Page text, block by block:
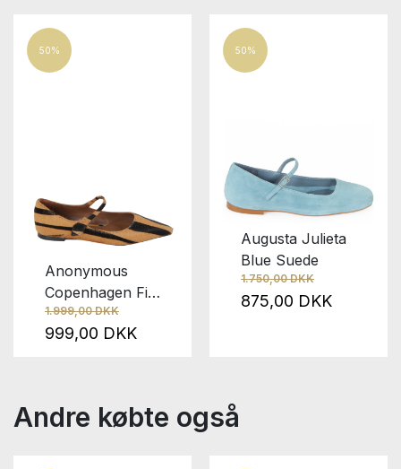
50%
Anonymous
Copenhagen Fifi
Tiger
1.999,00 DKK
999,00 DKK
50%
Augusta Julieta
Blue Suede
1.750,00 DKK
875,00 DKK
Andre købte også